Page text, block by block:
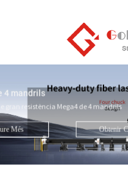
4 mandrils
gran resistència Mega4 de 4 mandrils
Més Obtenir